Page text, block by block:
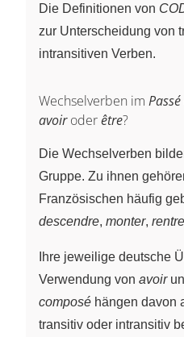
Die Definitionen von
zur Unterscheidung von
intransitiven Verben.
Wechselverben im
avoiroderêtre?
Die Wechselverben
Gruppe. Zu ihnen
Französischen häufig
descendre, monter,
Ihre jeweilige deutsche
Verwendung von avoir
composé hängen davon
transitiv oder intransitiv